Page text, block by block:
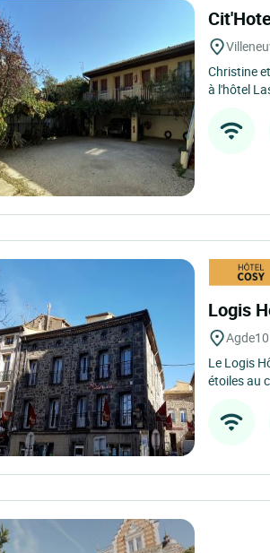
Christine
à l'hôtel
Logis
Agde
Le Logis
étoiles au